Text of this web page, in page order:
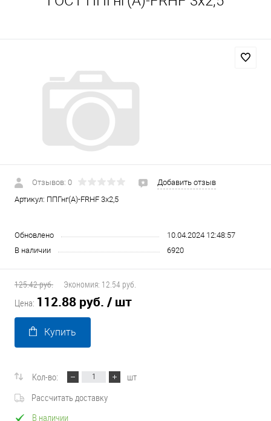
Отзывов: 0
Добавить отзыв
Артикул: ППГнг(А)-FRHF 3х2,5
Обновлено
10.04.2024 12:48:57
В наличии
6920
125.42 руб. Экономия: 12.54 руб.
Цена: 112.88 руб. / шт
Купить
Кол-во:
шт
Рассчитать доставку
В наличии